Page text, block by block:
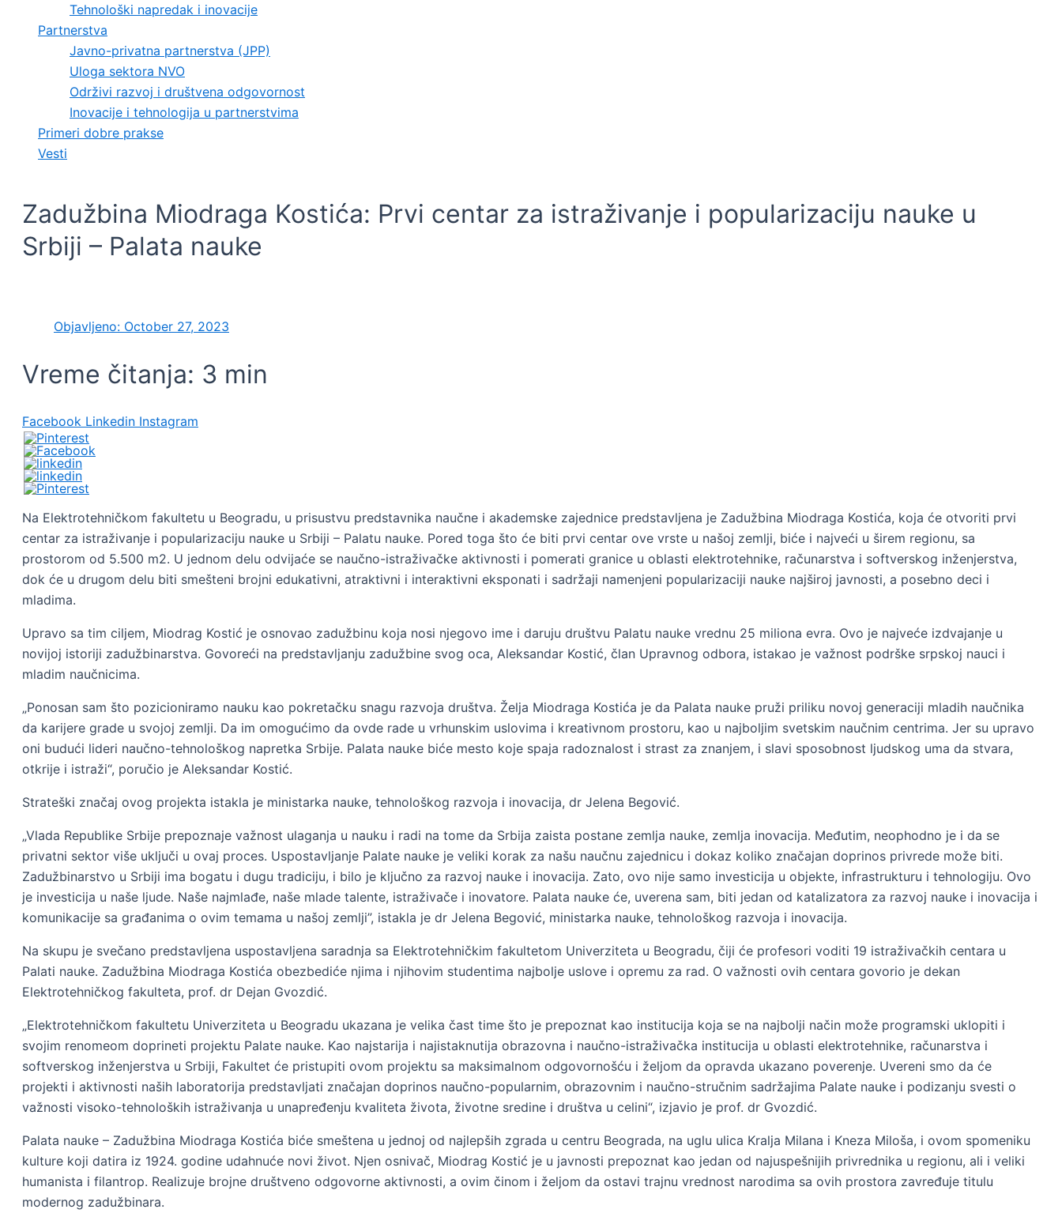
Tehnološki napredak i inovacije
Partnerstva
Javno-privatna partnerstva (JPP)
Uloga sektora NVO
Održivi razvoj i društvena odgovornost
Inovacije i tehnologija u partnerstvima
Primeri dobre prakse
Vesti
Zadužbina Miodraga Kostića: Prvi centar za istraživanje i popularizaciju nauke u
Srbiji – Palata nauke
Objavljeno: October 27, 2023
Vreme čitanja: 3 min
Facebook Linkedin Instagram
Na Elektrotehničkom fakultetu u Beogradu, u prisustvu predstavnika naučne i akademske zajednice predstavljena je Zadužbina Miodraga Kostića, koja će otvoriti prvi
centar za istraživanje i popularizaciju nauke u Srbiji – Palatu nauke. Pored toga što će biti prvi centar ove vrste u našoj zemlji, biće i najveći u širem regionu, sa
prostorom od 5.500 m2. U jednom delu odvijaće se naučno-istraživačke aktivnosti i pomerati granice u oblasti elektrotehnike, računarstva i softverskog inženjerstva,
dok će u drugom delu biti smešteni brojni edukativni, atraktivni i interaktivni eksponati i sadržaji namenjeni popularizaciji nauke najširoj javnosti, a posebno deci i
mladima.
Upravo sa tim ciljem, Miodrag Kostić je osnovao zadužbinu koja nosi njegovo ime i daruju društvu Palatu nauke vrednu 25 miliona evra. Ovo je najveće izdvajanje u
novijoj istoriji zadužbinarstva. Govoreći na predstavljanju zadužbine svog oca, Aleksandar Kostić, član Upravnog odbora, istakao je važnost podrške srpskoj nauci i
mladim naučnicima.
„Ponosan sam što pozicioniramo nauku kao pokretačku snagu razvoja društva. Želja Miodraga Kostića je da Palata nauke pruži priliku novoj generaciji mladih naučnika
da karijere grade u svojoj zemlji. Da im omogućimo da ovde rade u vrhunskim uslovima i kreativnom prostoru, kao u najboljim svetskim naučnim centrima. Jer su upravo
oni budući lideri naučno-tehnološkog napretka Srbije. Palata nauke biće mesto koje spaja radoznalost i strast za znanjem, i slavi sposobnost ljudskog uma da stvara,
otkrije i istraži“, poručio je Aleksandar Kostić.
Strateški značaj ovog projekta istakla je ministarka nauke, tehnološkog razvoja i inovacija, dr Jelena Begović.
„Vlada Republike Srbije prepoznaje važnost ulaganja u nauku i radi na tome da Srbija zaista postane zemlja nauke, zemlja inovacija. Međutim, neophodno je i da se
privatni sektor više uključi u ovaj proces. Uspostavljanje Palate nauke je veliki korak za našu naučnu zajednicu i dokaz koliko značajan doprinos privrede može biti.
Zadužbinarstvo u Srbiji ima bogatu i dugu tradiciju, i bilo je ključno za razvoj nauke i inovacija. Zato, ovo nije samo investicija u objekte, infrastrukturu i tehnologiju. Ovo
je investicija u naše ljude. Naše najmlađe, naše mlade talente, istraživače i inovatore. Palata nauke će, uverena sam, biti jedan od katalizatora za razvoj nauke i inovacija i
komunikacije sa građanima o ovim temama u našoj zemlji”, istakla je dr Jelena Begović, ministarka nauke, tehnološkog razvoja i inovacija.
Na skupu je svečano predstavljena uspostavljena saradnja sa Elektrotehničkim fakultetom Univerziteta u Beogradu, čiji će profesori voditi 19 istraživačkih centara u
Palati nauke. Zadužbina Miodraga Kostića obezbediće njima i njihovim studentima najbolje uslove i opremu za rad. O važnosti ovih centara govorio je dekan
Elektrotehničkog fakulteta, prof. dr Dejan Gvozdić.
„Elektrotehničkom fakultetu Univerziteta u Beogradu ukazana je velika čast time što je prepoznat kao institucija koja se na najbolji način može programski uklopiti i
svojim renomeom doprineti projektu Palate nauke. Kao najstarija i najistaknutija obrazovna i naučno-istraživačka institucija u oblasti elektrotehnike, računarstva i
softverskog inženjerstva u Srbiji, Fakultet će pristupiti ovom projektu sa maksimalnom odgovornošću i željom da opravda ukazano poverenje. Uvereni smo da će
projekti i aktivnosti naših laboratorija predstavljati značajan doprinos naučno-popularnim, obrazovnim i naučno-stručnim sadržajima Palate nauke i podizanju svesti o
važnosti visoko-tehnoloških istraživanja u unapređenju kvaliteta života, životne sredine i društva u celini“, izjavio je prof. dr Gvozdić.
Palata nauke – Zadužbina Miodraga Kostića biće smeštena u jednoj od najlepših zgrada u centru Beograda, na uglu ulica Kralja Milana i Kneza Miloša, i ovom spomeniku
kulture koji datira iz 1924. godine udahnuće novi život. Njen osnivač, Miodrag Kostić je u javnosti prepoznat kao jedan od najuspešnijih privrednika u regionu, ali i veliki
humanista i filantrop. Realizuje brojne društveno odgovorne aktivnosti, a ovim činom i željom da ostavi trajnu vrednost narodima sa ovih prostora zavređuje titulu
modernog zadužbinara.